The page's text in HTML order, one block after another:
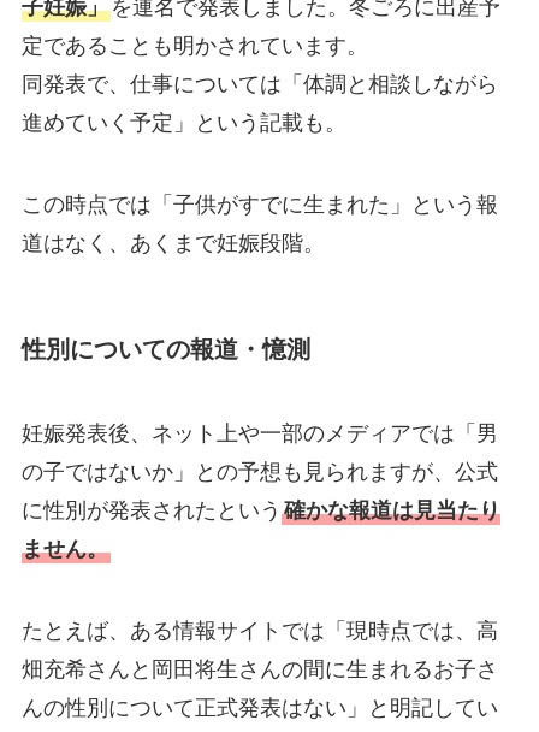
子妊娠」を連名で発表しました。冬ごろに出産予
定であることも明かされています。
同発表で、仕事については「体調と相談しながら
進めていく予定」という記載も。
この時点では「子供がすでに生まれた」という報
道はなく、あくまで妊娠段階。
性別についての報道・憶測
妊娠発表後、ネット上や一部のメディアでは「男
の子ではないか」との予想も見られますが、公式
に性別が発表されたという 確かな報道は見当たり
ません。
たとえば、ある情報サイトでは「現時点では、高
畑充希さんと岡田将生さんの間に生まれるお子さ
んの性別について正式発表はない」と明記してい